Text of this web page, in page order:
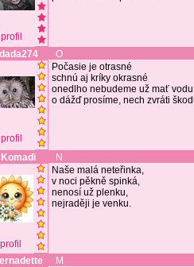
profil
dada274 O
profil
Počasie je otrasné
schnú aj kríky okrasné
onedlho nebudeme už mať vodu
o dážď prosíme, nech zvráti
Komadi N
profil
Naše malá neteřinka,
v noci pěkně spinká,
nenosí už plenku,
nejraději je venku.
M